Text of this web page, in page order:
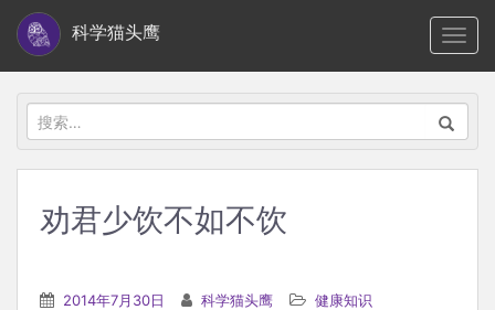
i
科学猫头鹰
搜
索：
劝君少饮不如不饮
2014年7月30日 科学猫头鹰 健康知识